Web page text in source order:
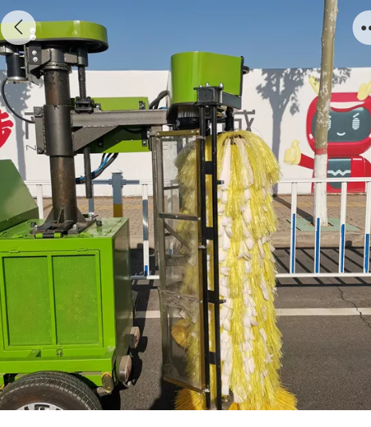
简易款护栏清洗车2